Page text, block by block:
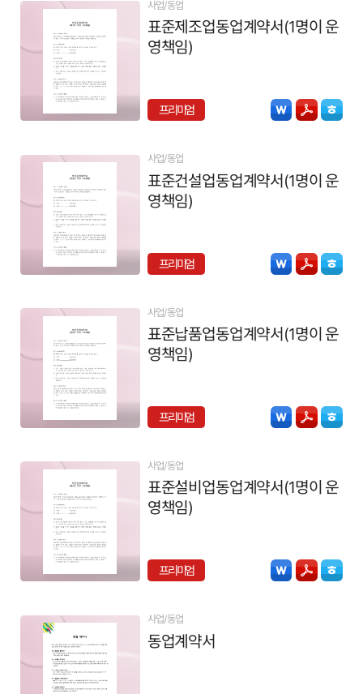
사업/동업
표준제조업동업계약서(1명이 운
영책임)
프리미엄
사업/동업
표준건설업동업계약서(1명이 운
영책임)
프리미엄
사업/동업
표준납품업동업계약서(1명이 운
영책임)
프리미엄
사업/동업
표준설비업동업계약서(1명이 운
영책임)
프리미엄
사업/동업
동업계약서